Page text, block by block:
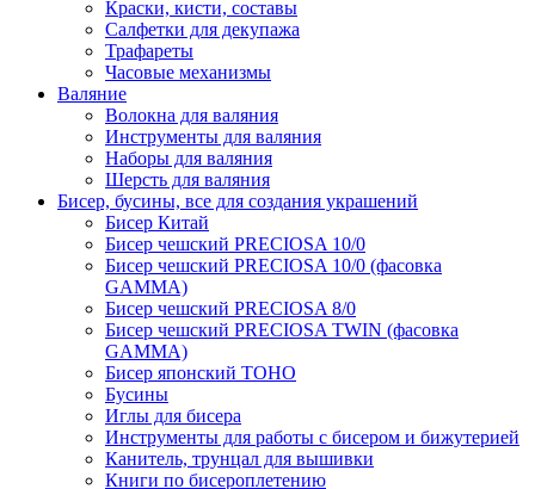
Краски, кисти, составы
Салфетки для декупажа
Трафареты
Часовые механизмы
Валяние
Волокна для валяния
Инструменты для валяния
Наборы для валяния
Шерсть для валяния
Бисер, бусины, все для создания украшений
Бисер Китай
Бисер чешский PRECIOSA 10/0
Бисер чешский PRECIOSA 10/0 (фасовка
GAMMA)
Бисер чешский PRECIOSA 8/0
Бисер чешский PRECIOSA TWIN (фасовка
GAMMA)
Бисер японский TOHO
Бусины
Иглы для бисера
Инструменты для работы с бисером и бижутерией
Канитель, трунцал для вышивки
Книги по бисероплетению